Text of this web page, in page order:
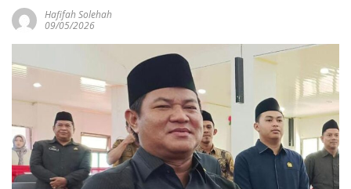
Hafifah Solehah
09/05/2026